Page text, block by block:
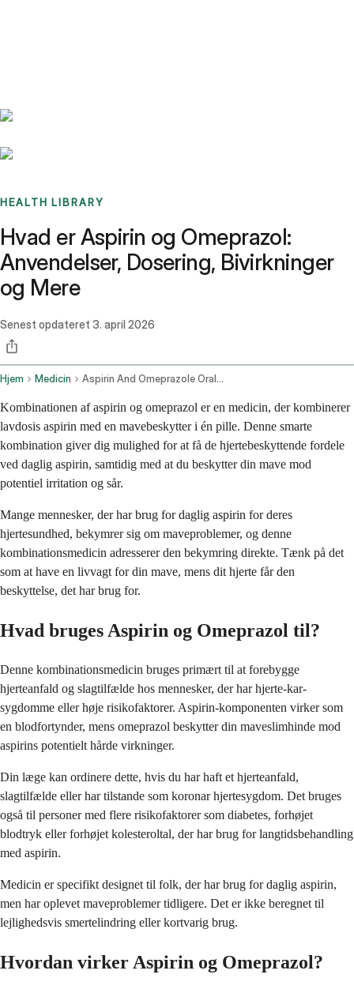
HEALTH LIBRARY
Hvad er Aspirin og Omeprazol:
Anvendelser, Dosering, Bivirkninger
og Mere
Senest opdateret 3. april 2026
Hjem Medicin Aspirin And Omeprazole Oral Route
Kombinationen af aspirin og omeprazol er en medicin, der kombinerer
lavdosis aspirin med en mavebeskytter i én pille. Denne smarte
kombination giver dig mulighed for at få de hjertebeskyttende fordele
ved daglig aspirin, samtidig med at du beskytter din mave mod
potentiel irritation og sår.
Mange mennesker, der har brug for daglig aspirin for deres
hjertesundhed, bekymrer sig om maveproblemer, og denne
kombinationsmedicin adresserer den bekymring direkte. Tænk på det
som at have en livvagt for din mave, mens dit hjerte får den
beskyttelse, det har brug for.
Hvad bruges Aspirin og Omeprazol til?
Denne kombinationsmedicin bruges primært til at forebygge
hjerteanfald og slagtilfælde hos mennesker, der har hjerte-kar-
sygdomme eller høje risikofaktorer. Aspirin-komponenten virker som
en blodfortynder, mens omeprazol beskytter din maveslimhinde mod
aspirins potentielt hårde virkninger.
Din læge kan ordinere dette, hvis du har haft et hjerteanfald,
slagtilfælde eller har tilstande som koronar hjertesygdom. Det bruges
også til personer med flere risikofaktorer som diabetes, forhøjet
blodtryk eller forhøjet kolesteroltal, der har brug for langtidsbehandling
med aspirin.
Medicin er specifikt designet til folk, der har brug for daglig aspirin,
men har oplevet maveproblemer tidligere. Det er ikke beregnet til
lejlighedsvis smertelindring eller kortvarig brug.
Hvordan virker Aspirin og Omeprazol?